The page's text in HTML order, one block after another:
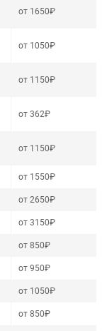
от 1650₽
от 1050₽
от 1150₽
от 362₽
от 1150₽
от 1550₽
от 2650₽
от 3150₽
от 850₽
от 950₽
от 1050₽
от 850₽